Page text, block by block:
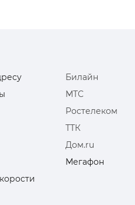
Билайн
МТС
Ростелеком
ТТК
Дом.ru
Мегафон